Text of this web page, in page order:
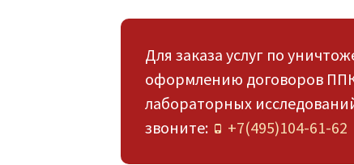
Для заказа услуг по
оформлению договоров
лабораторных
звоните:
+7(495)104-61-62